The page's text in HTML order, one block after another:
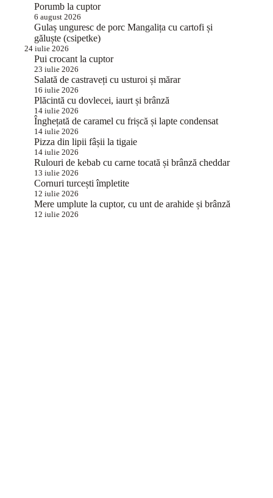
Porumb la cuptor
6 august 2026
Gulaș unguresc de porc Mangalița cu cartofi și
găluște (csipetke)
24 iulie 2026
Pui crocant la cuptor
23 iulie 2026
Salată de castraveți cu usturoi și mărar
16 iulie 2026
Plăcintă cu dovlecei, iaurt și brânză
14 iulie 2026
Înghețată de caramel cu frișcă și lapte condensat
14 iulie 2026
Pizza din lipii fâșii la tigaie
14 iulie 2026
Rulouri de kebab cu carne tocată și brânză cheddar
13 iulie 2026
Cornuri turcești împletite
12 iulie 2026
Mere umplute la cuptor, cu unt de arahide și brânză
12 iulie 2026